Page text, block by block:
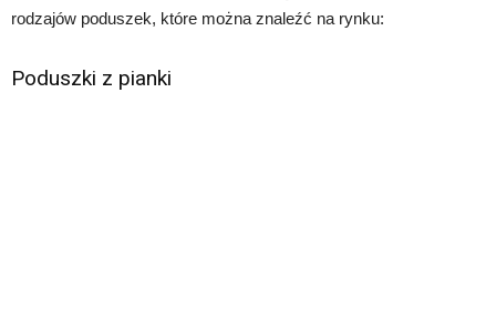
rodzajów poduszek, które można znaleźć na rynku:
Poduszki z pianki